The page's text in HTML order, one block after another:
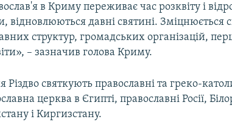
в Криму переживає час розквіту і
відновлюються давні святині. Зміцнюється
структур, громадських організацій,
– зазначив голова Криму.
Різдво святкують православні та греко-
церква в Єгипті, православні Росії,
і Киргизстану.